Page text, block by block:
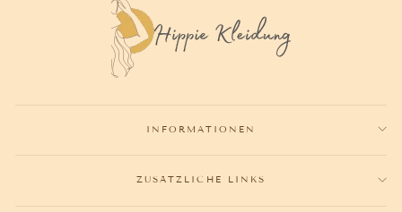
INFORMATIONEN
ZUSÄTZLICHE LINKS